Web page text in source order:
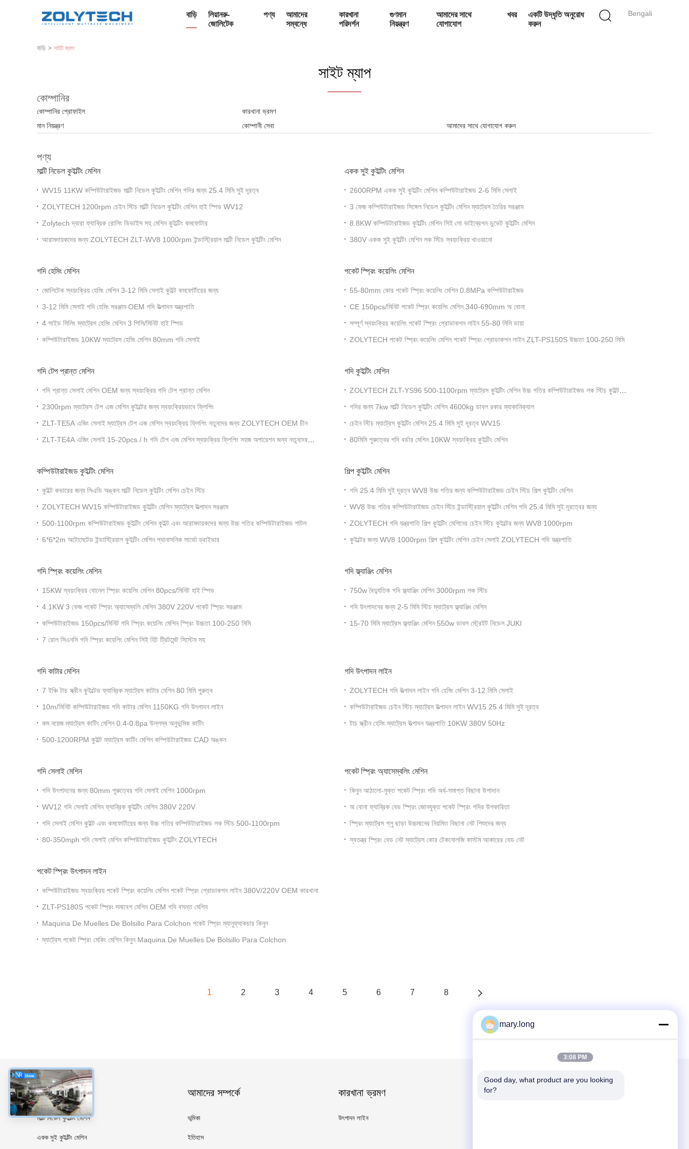
Bengali
বাড়ি
লিয়ানরু-
জোলিটেক
পণ্য
আমাদের
সম্বন্ধে
কারখানা
পরিদর্শন
গুণমান
নিয়ন্ত্রণ
আমাদের সাথে
যোগাযোগ
খবর
একটি উদ্ধৃতি অনুরোধ
করুন
বাড়ি > সাইট ম্যাপ
সাইট ম্যাপ
কোম্পানির
কোম্পানির প্রোফাইল
কারখানা ভ্রমণ
মান নিয়ন্ত্রণ
কোম্পানী সেবা আমাদের সাথে যোগাযোগ করুন
পণ্য
মাল্টি নিডেল কুইল্টিং মেশিন
WV15 11KW কম্পিউটারাইজড মাল্টি নিডেল কুইল্টিং মেশিন গদির জন্য 25.4 মিমি সুই দূরত্ব
ZOLYTECH 1200rpm চেইন স্টিচ মাল্টি নিডেল কুইল্টিং মেশিন হাই স্পিড WV12
Zolytech দ্বারা ফ্যাব্রিক রোলিং ডিভাইস সহ মেশিন কুইল্টিং কমফোটার
আরামদায়কদের জন্য ZOLYTECH ZLT-WV8 1000rpm ইন্ডাস্ট্রিয়াল মাল্টি নিডেল কুইল্টিং মেশিন
একক সুই কুইল্টিং মেশিন
2600RPM একক সুই কুইল্টিং মেশিন কম্পিউটারাইজড 2-6 মিমি সেলাই
3 ফেজ কম্পিউটারাইজড সিঙ্গেল নিডেল কুইল্টিং মেশিন ম্যাট্রেস তৈরির সরঞ্জাম
8.8KW কম্পিউটারাইজড কুইল্টিং মেশিন সিই লো ভাইব্রেশন ডুভেট কুইল্টিং মেশিন
380V একক সুই কুইল্টিং মেশিন লক স্টিচ স্বয়ংক্রিয় খাওয়ানো
গদি হেমিং মেশিন
জোলিটেক স্বয়ংক্রিয় হেমিং মেশিন 3-12 মিমি সেলাই কুইল্ট কমফোর্টারের জন্য
3-12 মিমি সেলাই গদি হেমিং সরঞ্জাম OEM গদি উত্পাদন যন্ত্রপাতি
4 সাইড সিলিং ম্যাট্রেস হেমিং মেশিন 3 পিসি/মিনিট হাই স্পিড
কম্পিউটারাইজড 10KW ম্যাট্রেস হেমিং মেশিন 80mm গদি সেলাই
পকেট স্প্রিং কয়েলিং মেশিন
55-80mm কোর পকেট স্প্রিং কয়েলিং মেশিন 0.8MPa কম্পিউটারাইজড
CE 150pcs/মিনিট পকেট স্প্রিং কয়েলিং মেশিন 340-690mm অ বোনা
সম্পূর্ণ স্বয়ংক্রিয় কয়েলিং পকেট স্প্রিং প্রোডাকশন লাইন 55-80 মিমি ডায়া
ZOLYTECH পকেট স্প্রিং কয়েলিং মেশিন পকেট স্প্রিং প্রোডাকশন লাইন ZLT-PS150S উচ্চতা 100-250 মিমি
গদি টেপ প্রান্ত মেশিন
গদি প্রান্ত সেলাই মেশিন OEM জন্য স্বয়ংক্রিয় গদি টেপ প্রান্ত মেশিন
2300rpm ম্যাট্রেস টেপ এজ মেশিন কুইল্টের জন্য স্বয়ংক্রিয়ভাবে ফ্লিপিং
ZLT-TE5A এজিং সেলাই ম্যাট্রেস টেপ এজ মেশিন স্বয়ংক্রিয় ফ্লিপিং নতুনদের জন্য ZOLYTECH OEM চীন
ZLT-TE4A এজিং সেলাই 15-20pcs / h গদি টেপ এজ মেশিন স্বয়ংক্রিয় ফ্লিপিং সহজ অপারেশন জন্য নতুনদের
গদি কুইল্টিং মেশিন
ZOLYTECH ZLT-YS96 500-1100rpm ম্যাট্রেস কুইল্টিং মেশিন উচ্চ গতির কম্পিউটারাইজড লক স্টিচ কুইল্ট
গদির জন্য 7kw মাল্টি নিডেল কুইল্টিং মেশিন 4600kg ডাবল রকার ম্যাকানিক্যাল
চেইন স্টিচ ম্যাট্রেস কুইল্টিং মেশিন 25.4 মিমি সুই দূরত্ব WV15
80মিমি পুরুত্বের গদি বর্ডার মেশিন 10KW স্বয়ংক্রিয় কুইল্টিং মেশিন
কম্পিউটারাইজড কুইল্টিং মেশিন
কুইল্ট কভারের জন্য সিএডি অঙ্কন মাল্টি নিডেল কুইল্টিং মেশিন চেইন স্টিচ
ZOLYTECH WV15 কম্পিউটারাইজড কুইল্টিং মেশিন ম্যাট্রেস উত্পাদন সরঞ্জাম
500-1100rpm কম্পিউটারাইজড কুইল্টিং মেশিন কুইল্ট এবং আরামদায়কদের জন্য উচ্চ গতির কম্পিউটারাইজড শাটল
6*6*2m অটোমেটেড ইন্ডাস্ট্রিয়াল কুইল্টিং মেশিন প্যানাসনিক সার্ভো ড্রাইভার
শিল্প কুইল্টিং মেশিন
গদি 25.4 মিমি সুই দূরত্ব WV8 উচ্চ গতির জন্য কম্পিউটারাইজড চেইন স্টিচ শিল্প কুইল্টিং মেশিন
WV8 উচ্চ গতির কম্পিউটারাইজড চেইন স্টিচ ইন্ডাস্ট্রিয়াল কুইল্টিং মেশিন গদি 25.4 মিমি সুই দূরত্বের জন্য
ZOLYTECH গদি যন্ত্রপাতি শিল্প কুইল্টিং মেশিনের চেইন স্টিচ কুইল্টের জন্য WV8 1000rpm
কুইল্টের জন্য WV8 1000rpm শিল্প কুইল্টিং মেশিন চেইন সেলাই ZOLYTECH গদি যন্ত্রপাতি
গদি স্প্রিং কয়েলিং মেশিন
15KW স্বয়ংক্রিয় বোনেল স্প্রিং কয়েলিং মেশিন 80pcs/মিনিট হাই স্পিড
4.1KW 3 ফেজ পকেট স্প্রিং অ্যাসেম্বলি মেশিন 380V 220V পকেট স্প্রিং সরঞ্জাম
কম্পিউটারাইজড 150pcs/মিনিট গদি স্প্রিং কয়েলিং মেশিন স্প্রিং উচ্চতা 100-250 মিমি
7 রোল সিএনসি গদি স্প্রিং কয়েলিং মেশিন সিই হিট ট্রিটমেন্ট সিস্টেম সহ
গদি ফ্ল্যাঞ্জিং মেশিন
750w বৈদ্যুতিক গদি ফ্ল্যাঞ্জিং মেশিন 3000rpm লক স্টিচ
গদি উৎপাদনের জন্য 2-5 মিমি স্টিচ ম্যাট্রেস ফ্ল্যাঞ্জিং মেশিন
15-70 মিমি ম্যাট্রেস ফ্ল্যাঞ্জিং মেশিন 550w ডাবল স্ট্রেইট নিডেল JUKI
গদি কাটার মেশিন
7 ইঞ্চি টাচ স্ক্রীন কুইল্টেড ফ্যাব্রিক ম্যাট্রেস কাটার মেশিন 80 মিমি পুরুত্ব
10m/মিনিট কম্পিউটারাইজড গদি কাটার মেশিন 1150KG গদি উৎপাদন লাইন
কম নয়েজ ম্যাট্রেস কাটিং মেশিন 0.4-0.8pa উল্লম্ব অনুভূমিক কাটিং
500-1200RPM কুইল্ট ম্যাট্রেস কাটিং মেশিন কম্পিউটারাইজড CAD অঙ্কন
গদি উৎপাদন লাইন
ZOLYTECH গদি উত্পাদন লাইন গদি হেমিং মেশিন 3-12 মিমি সেলাই
কম্পিউটারাইজড চেইন স্টিচ ম্যাট্রেস উত্পাদন লাইন WV15 25.4 মিমি সুই দূরত্ব
টাচ স্ক্রীন হেমিং ম্যাট্রেস উত্পাদন যন্ত্রপাতি 10KW 380V 50Hz
গদি সেলাই মেশিন
গদি উৎপাদনের জন্য 80mm পুরুত্বের গদি সেলাই মেশিন 1000rpm
WV12 গদি সেলাই মেশিন ফ্যাব্রিক কুইল্টিং মেশিন 380V 220V
গদি সেলাই মেশিন কুইল্ট এবং কমফোর্টারের জন্য উচ্চ গতির কম্পিউটারাইজড লক স্টিচ 500-1100rpm
80-350mph গদি সেলাই মেশিন কম্পিউটারাইজড কুইল্টিং ZOLYTECH
পকেট স্প্রিং অ্যাসেম্বলিং মেশিন
কিনুন আঠালো-মুক্ত পকেট স্প্রিং গদি অর্ধ-সমাপ্ত বিছানা উপাদান
অ বোনা ফ্যাব্রিক বেড স্প্রিং জোনযুক্ত পকেট স্প্রিং গদির উপকারিতা
স্প্রিং ম্যাট্রেস গ্লু ছাড়া উচ্চমানের নিয়মিত বিছানা নেট শিশুদের জন্য
স্বতন্ত্র স্প্রিং বেড নেট ম্যাট্রেস কোর টেকনোলজি কাস্টম আকারের বেড নেট
পকেট স্প্রিং উৎপাদন লাইন
কম্পিউটারাইজড স্বয়ংক্রিয় পকেট স্প্রিং কয়েলিং মেশিন পকেট স্প্রিং প্রোডাকশন লাইন 380V/220V OEM কারখানা
ZLT-PS180S পকেট স্প্রিং সমাবেশ মেশিন OEM গদি বসন্ত মেশিন
Maquina De Muelles De Bolsillo Para Colchon পকেট স্প্রিং ম্যানুফ্যাকচার কিনুন
ম্যাট্রেস পকেট স্প্রিং মেকিং মেশিন কিনুন Maquina De Muelles De Bolsillo Para Colchon
1 2 3 4 5 6 7 8
ধরন
মাল্টি নিডেল কুইল্টিং মেশিন
একক সুই কুইল্টিং মেশিন
আমাদের সম্পর্কে
ভূমিকা
ইতিহাস
কারখানা ভ্রমণ
উৎপাদন লাইন
আমাদের মেইল ​​করুন
mary.long
3:08 PM
Good day, what product are you looking
for?